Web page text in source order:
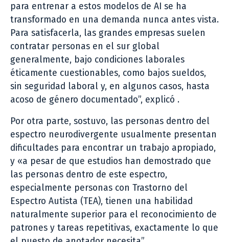
para entrenar a estos modelos de AI se ha
transformado en una demanda nunca antes vista.
Para satisfacerla, las grandes empresas suelen
contratar personas en el sur global
generalmente, bajo condiciones laborales
éticamente cuestionables, como bajos sueldos,
sin seguridad laboral y, en algunos casos, hasta
acoso de género documentado”, explicó .
Por otra parte, sostuvo, las personas dentro del
espectro neurodivergente usualmente presentan
dificultades para encontrar un trabajo apropiado,
y «a pesar de que estudios han demostrado que
las personas dentro de este espectro,
especialmente personas con Trastorno del
Espectro Autista (TEA), tienen una habilidad
naturalmente superior para el reconocimiento de
patrones y tareas repetitivas, exactamente lo que